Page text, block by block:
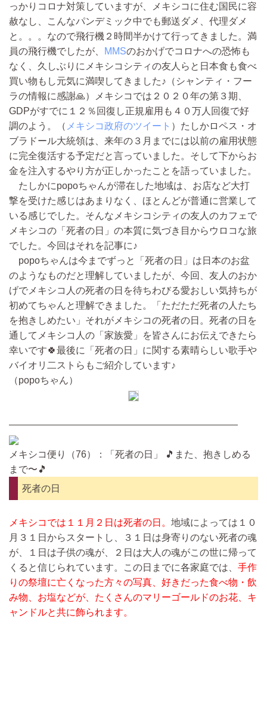
っかりコロナ対策していますが、メキシコに住む国民に容
赦なし、こんなパンデミック中でも郵送ダメ、代理ダメ
と。。。なので飛行機２時間半かけて行ってきました。満
員の飛行機でしたが、
MMSのおかげでコロナへの恐怖も
なく、久しぶりにメキシコシティの友人らと日本食も食べ
買い物もし元気に満喫してきました♪（シャンティ・フー
ラの情報に感謝🙏）メキシコでは２０２０年の第３期、
GDPがすでに１２％回復し正規雇用も４０万人回復で好
調のよう。（ メキシコ政府のツイート ）たしかロペス・オ
ブラドール大統領は、来年の３月までには以前の雇用状態
に完全復活する予定だと言っていました。そして下からお
金を注入するやり方が正しかったことを語っていました。
たしかにpopoちゃんが滞在した地域は、お店など大打
撃を受けた感じはあまりなく、ほとんどが普通に営業して
いる感じでした。そんなメキシコシティの友人のカフェで
メキシコの「死者の日」の本質に気づき目からウロコな旅
でした。今回はそれを記事に♪
popoちゃんは今までずっと「死者の日」は日本のお盆
のようなものだと理解していましたが、今回、友人のおか
げでメキシコ人の死者の日を待ちわびる愛おしい気持ちが
初めてちゃんと理解できました。「ただただ死者の人たち
を抱きしめたい」それがメキシコの死者の日。死者の日を
通してメキシコ人の「家族愛」を皆さんにお伝えできたら
幸いです🍀最後に「死者の日」に関する素晴らしい歌手や
バイオリ二ストらもご紹介しています♪
（popoちゃん）
————————————————————————
メキシコ便り（76）：「死者の日」 🎵また、抱きしめる
まで〜🎵
死者の日
メキシコでは１１月２日は死者の日。 地域によっては１０
月３１日からスタートし、３１日は身寄りのない死者の魂
が、１日は子供の魂が、２日は大人の魂がこの世に帰って
くると信じられています。この日までに各家庭では、 手作
りの祭壇に亡くなった方々の写真、好きだった食べ物・飲
み物、お塩などが、たくさんのマリーゴールドのお花、キ
ャンドルと共に飾られます。